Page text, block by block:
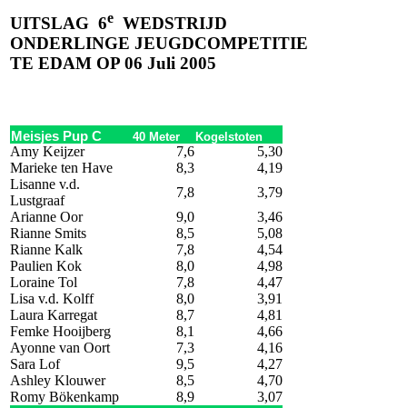
UITSLAG 6e WEDSTRIJD
ONDERLINGE JEUGDCOMPETITIE
TE EDAM OP 06 Juli 2005
Meisjes Pup C 40 Meter Kogelstoten
Amy Keijzer 7,6
5,30
Marieke ten Have
8,3
4,19
Lisanne v.d.
Lustgraaf
7,8
3,79
Arianne Oor
9,0
3,46
Rianne Smits
8,5
5,08
Rianne Kalk
7,8
4,54
Paulien Kok
8,0
4,98
Loraine Tol
7,8
4,47
Lisa v.d. Kolff
8,0
3,91
Laura Karregat
8,7
4,81
Femke Hooijberg
8,1
4,66
Ayonne van Oort
7,3
4,16
Sara Lof
9,5
4,27
Ashley Klouwer
8,5
4,70
Romy Bökenkamp
8,9 3,07